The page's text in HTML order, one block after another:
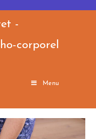
-
corporel
Menu